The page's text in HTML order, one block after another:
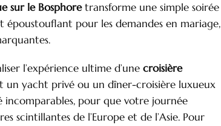
sur le Bosphoretransforme une simple soirée
pour les demandes en mariage,
l’expérience ultime d’unecroisière
un yacht privé ou un dîner-croisière luxueux
pour que votre journée
scintillantes de l’Europe et de l’Asie. Pour